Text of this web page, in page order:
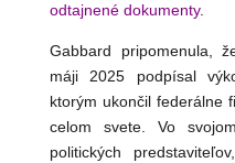
odtajnené dokumenty.
Gabbard pripomenula,
máji 2025 podpísal
ktorým ukončil federálne
celom svete. Vo
politických